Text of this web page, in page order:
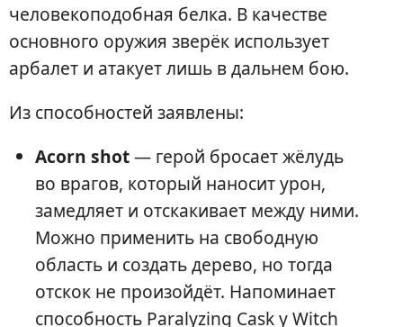
человекоподобная белка. В качестве
основного оружия зверёк использует
арбалет и атакует лишь в дальнем бою.
Из способностей заявлены:
Acorn shot— герой бросает жёлудь
во врагов, который наносит урон,
замедляет и отскакивает между ними.
Можно применить на свободную
область и создать дерево, но тогда
отскок не произойдёт. Напоминает
способность Paralyzing Cask у Witch